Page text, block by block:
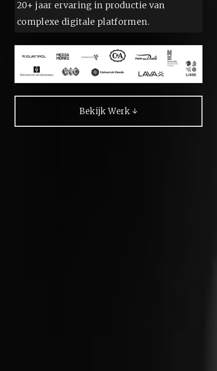
20+ jaar ervaring in productie van
complexe digitale platformen.
Bekijk Werk ↓